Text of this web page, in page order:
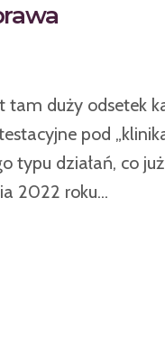
tam duży odsetek
pod
działań, co
2022 roku...